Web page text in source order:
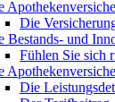
Die
Bestands- und
Fühlen Sie sich
Die